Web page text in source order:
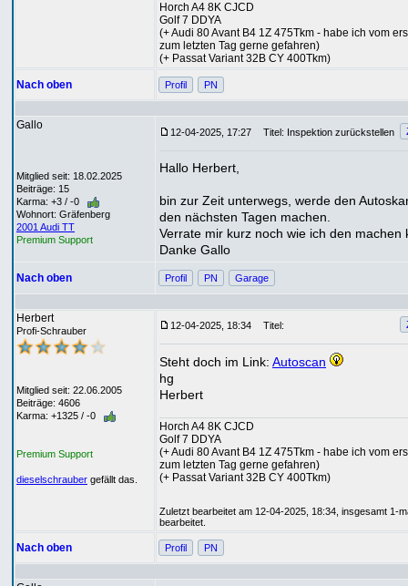
Horch A4 8K CJCD
Golf 7 DDYA
(+ Audi 80 Avant B4 1Z 475Tkm - habe ich vom
zum letzten Tag gerne gefahren)
(+ Passat Variant 32B CY 400Tkm)
Nach oben Profil PN
Gallo
Mitglied seit: 18.02.2025
Beiträge: 15
Karma: +3 / -0
Wohnort: Gräfenberg
2001 Audi TT
Premium Support
12-04-2025, 17:27 Titel: Inspektion zurückstellen
Hallo Herbert,
bin zur Zeit unterwegs, werde den
den nächsten Tagen machen.
Verrate mir kurz noch wie ich den machen
Danke Gallo
Nach oben Profil PN Garage
Herbert
Profi-Schrauber
Mitglied seit: 22.06.2005
Beiträge: 4606
Karma: +1325 / -0
Premium Support
dieselschrauber gefällt das.
12-04-2025, 18:34 Titel:
Steht doch im Link: Autoscan
hg
Herbert
Horch A4 8K CJCD
Golf 7 DDYA
(+ Audi 80 Avant B4 1Z 475Tkm - habe ich vom
zum letzten Tag gerne gefahren)
(+ Passat Variant 32B CY 400Tkm)
Zuletzt bearbeitet am 12-04-2025, 18:34, insgesamt 1-
bearbeitet.
Nach oben Profil PN